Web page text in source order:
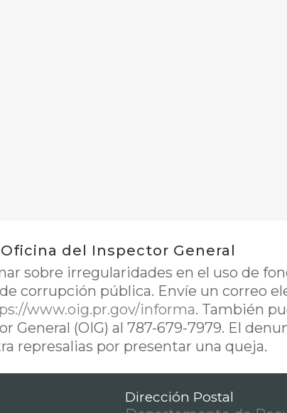
Oficina del Inspector General
sobre irregularidades en el uso de
corrupción pública. Envíe un correo
www.oig.pr.gov/informa. También
General (OIG) al 787-679-7979. El
represalias por presentar una queja.
Dirección Postal